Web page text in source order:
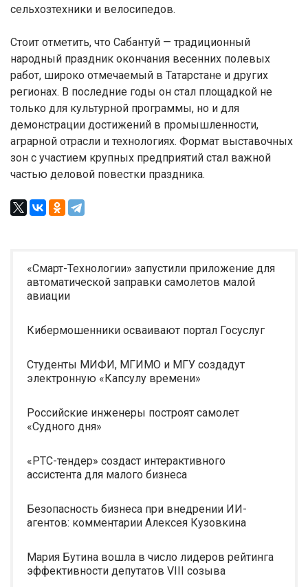
сельхозтехники и велосипедов.
Стоит отметить, что Сабантуй — традиционный
народный праздник окончания весенних полевых
работ, широко отмечаемый в Татарстане и других
регионах. В последние годы он стал площадкой не
только для культурной программы, но и для
демонстрации достижений в промышленности,
аграрной отрасли и технологиях. Формат выставочных
зон с участием крупных предприятий стал важной
частью деловой повестки праздника.
«Смарт-Технологии» запустили приложение для
автоматической заправки самолетов малой
авиации
Кибермошенники осваивают портал Госуслуг
Студенты МИФИ, МГИМО и МГУ создадут
электронную «Капсулу времени»
Российские инженеры построят самолет
«Судного дня»
«РТС-тендер» создаст интерактивного
ассистента для малого бизнеса
Безопасность бизнеса при внедрении ИИ-
агентов: комментарии Алексея Кузовкина
Мария Бутина вошла в число лидеров рейтинга
эффективности депутатов VIII созыва